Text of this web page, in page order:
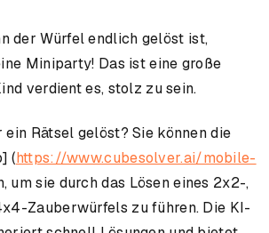
der Würfel endlich gelöst ist,
Miniparty! Das ist eine große
verdient es, stolz zu sein.
ein Rätsel gelöst? Sie können die
(https://www.cubesolver.ai/mobile-
um sie durch das Lösen eines 2x2-,
Zauberwürfels zu führen. Die KI-